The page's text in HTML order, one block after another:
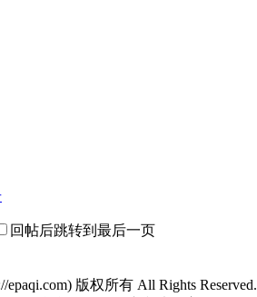
回帖后跳转到最后一页
epaqi.com) 版权所有 All Rights Reserved.